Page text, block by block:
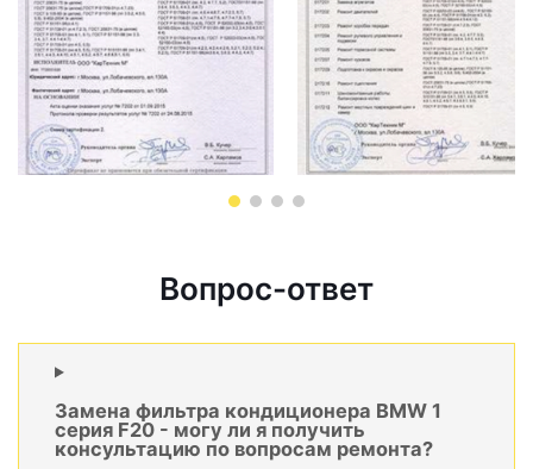
Вопрос-ответ
Замена фильтра кондиционера BMW 1
серия F20 - могу ли я получить
консультацию по вопросам ремонта?